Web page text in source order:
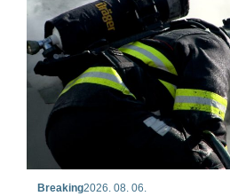
Breaking2026. 08. 06.